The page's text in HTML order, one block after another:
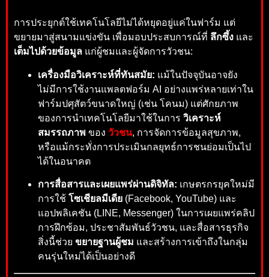
การประยุกต์ใช้เทคโนโลยีไม่ได้หยุดอยู่แค่ในฟาร์ม แต่
ขยายมาสู่สนามแข่งขัน เพื่อมอบประสบการณ์ที่ ลึกซึ้ง และ
เต็มไปด้วยข้อมูล แก่ผู้ชมและผู้จัดการวัวชน:
เครื่องมือวิเคราะห์ที่ทันสมัย: แม้ในปัจจุบันอาจยัง
ไม่มีการใช้งานแพลตฟอร์ม AI อย่างแพร่หลายเท่าใน
ฟาร์มปศุสัตว์ขนาดใหญ่ (เช่น โคนม) แต่ศักยภาพ
ของการนำเทคโนโลยีมาใช้ในการ วิเคราะห์
สมรรถภาพ ของ วัวชน, การจัดการข้อมูลสุขภาพ,
หรือแม้กระทั่งการประเมินกลยุทธ์การชนย่อมเป็นไป
ได้ในอนาคต
การสื่อสารและเผยแพร่ผ่านดิจิทัล: เกษตรกรยุคใหม่มี
การใช้ โซเชียลมีเดีย (Facebook, YouTube) และ
แอปพลิเคชัน (LINE, Messenger) ในการเผยแพร่คลิป
การฝึกซ้อม, ประชาสัมพันธ์วัวชน, และสื่อสารธุรกิจ
สิ่งนี้ช่วย ขยายฐานผู้ชม และสร้างการเข้าถึงในกลุ่ม
คนรุ่นใหม่ได้เป็นอย่างดี